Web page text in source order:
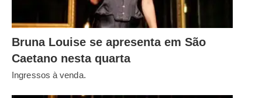
Bruna Louise se apresenta em São
Caetano nesta quarta
Ingressos à venda.